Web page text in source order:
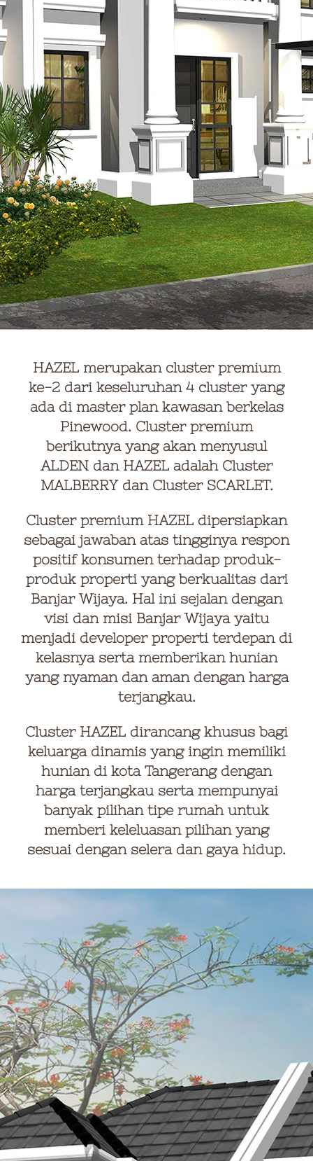
HAZEL merupakan cluster premium
ke-2 dari keseluruhan 4 cluster yang
ada di master plan kawasan berkelas
Pinewood. Cluster premium
berikutnya yang akan menyusul
ALDEN dan HAZEL adalah Cluster
MALBERRY dan Cluster SCARLET.
Cluster premium HAZEL dipersiapkan
sebagai jawaban atas tingginya respon
positif konsumen terhadap produk-
produk properti yang berkualitas dari
Banjar Wijaya. Hal ini sejalan dengan
visi dan misi Banjar Wijaya yaitu
menjadi developer properti terdepan di
kelasnya serta memberikan hunian
yang nyaman dan aman dengan harga
terjangkau.
Cluster HAZEL dirancang khusus bagi
keluarga dinamis yang ingin memiliki
hunian di kota Tangerang dengan
harga terjangkau serta mempunyai
banyak pilihan tipe rumah untuk
memberi keleluasan pilihan yang
sesuai dengan selera dan gaya hidup.